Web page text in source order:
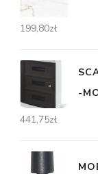
199,80zł
-
441,75zł